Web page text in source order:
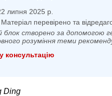
липня 2025 р.
Матеріал перевірено та
блок створено за допомогою
розуміння теми
консультацію
Ding